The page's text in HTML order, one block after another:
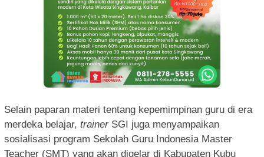
Selain paparan materi tentang kepemimpinan guru di era
merdeka belajar, trainer SGI juga menyampaikan
sosialisasi program Sekolah Guru Indonesia Master
Teacher (SMT) yang akan digelar di Kabupaten Kubu